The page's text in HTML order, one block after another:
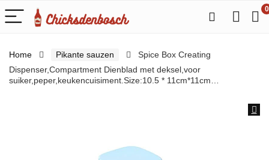
0
Home Pikante sauzen
Spice Box Creating
Dispenser,Compartment Dienblad met deksel,voor
suiker,peper,keukencuisiment.Size:10.5 * 11cm*11cm…